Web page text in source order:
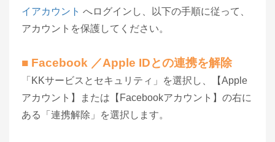
イアカウント へログインし、以下の手順に従って、
アカウントを保護してください。
■ Facebook ／Apple IDとの連携を解除
「KKサービスとセキュリティ」を選択し、【Apple
アカウント】または【Facebookアカウント】の右に
ある「連携解除」を選択します。